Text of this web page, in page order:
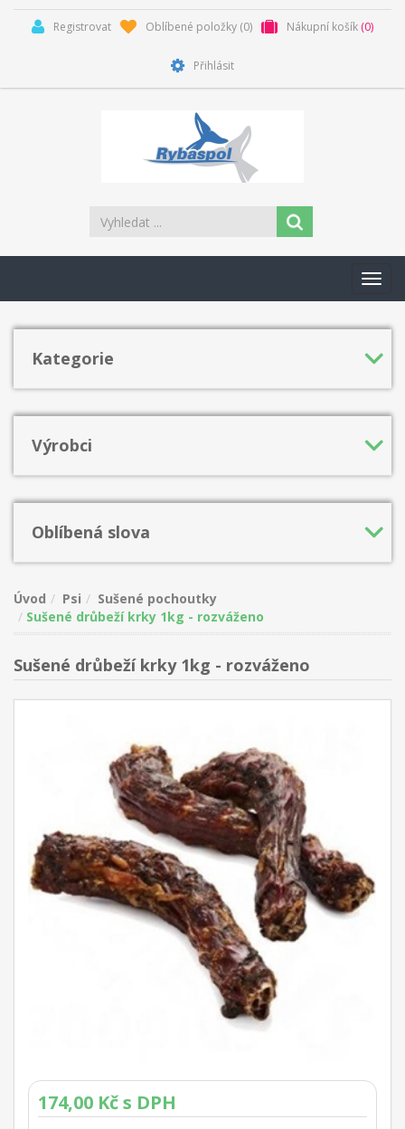
Registrovat Oblíbené položky (0) Nákupní košík (0)
Přihlásit
Kategorie
Výrobci
Oblíbená slova
Úvod Psi
Sušené pochoutky
Sušené drůbeží krky 1kg - rozváženo
Sušené drůbeží krky 1kg - rozváženo
174,00 Kč s DPH